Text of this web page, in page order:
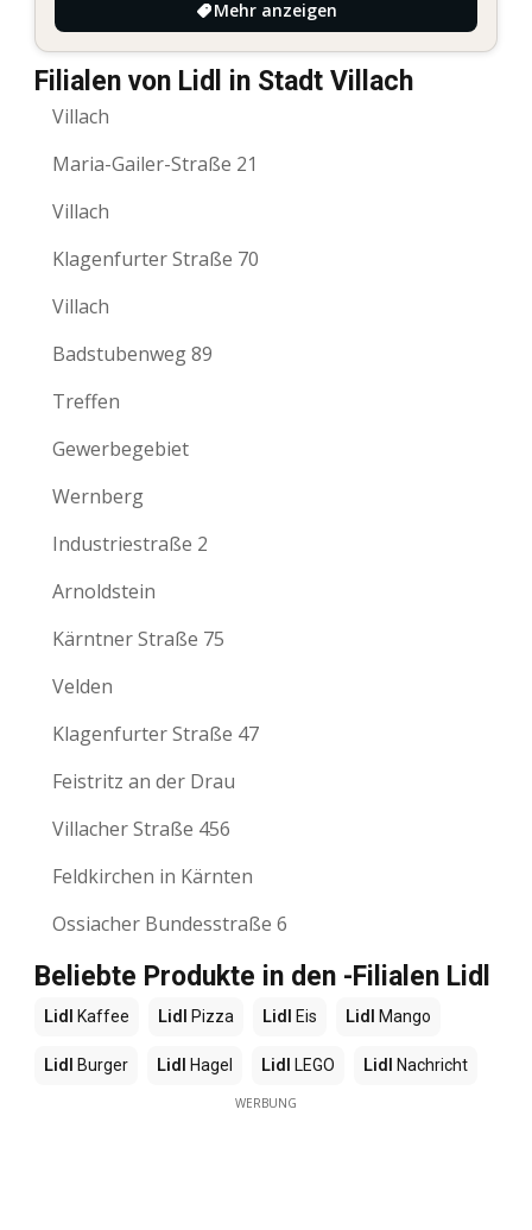
Mehr anzeigen
Filialen von Lidl in Stadt Villach
Villach
Maria-Gailer-Straße 21
Villach
Klagenfurter Straße 70
Villach
Badstubenweg 89
Treffen
Gewerbegebiet
Wernberg
Industriestraße 2
Arnoldstein
Kärntner Straße 75
Velden
Klagenfurter Straße 47
Feistritz an der Drau
Villacher Straße 456
Feldkirchen in Kärnten
Ossiacher Bundesstraße 6
Beliebte Produkte in den -Filialen Lidl
Lidl Kaffee Lidl Pizza Lidl Eis Lidl Mango
Lidl Burger Lidl Hagel Lidl LEGO Lidl Nachricht
WERBUNG